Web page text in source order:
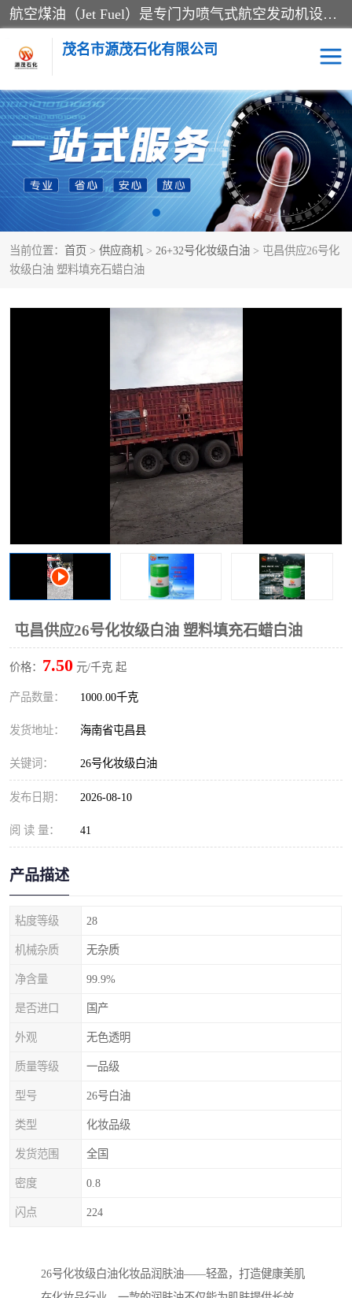
航空煤油（Jet Fuel）是专门为喷气式航空发动机设计的高纯度燃料，主要分为Jet A、Jet A-1和Jet B等类型。其特点是闪点高、低温流动性好，并添加了抗静电剂和抗氧化剂以确保飞行安全。航空煤油需
茂名市源茂石化有限公司
当前位置： 首页 > 供应商机 > 26+32号化妆级白油 > 屯昌供应26号化
妆级白油 塑料填充石蜡白油
屯昌供应26号化妆级白油 塑料填充石蜡白油
价格： 7.50 元/千克 起
产品数量： 1000.00千克
发货地址： 海南省屯昌县
关键词： 26号化妆级白油
发布日期： 2026-08-10
阅 读 量： 41
产品描述
粘度等级 28
机械杂质 无杂质
净含量 99.9%
是否进口 国产
外观 无色透明
质量等级 一品级
型号 26号白油
类型 化妆品级
发货范围 全国
密度 0.8
闪点 224
26号化妆级白油化妆品润肤油——轻盈，打造健康美肌
RP3航空煤油 D20+D30溶剂油
D40+D60溶剂油 D80+D100溶剂油
6号+120号溶剂油 260号溶剂油
异构烷烃 天然乳胶
46+68号化妆级白油